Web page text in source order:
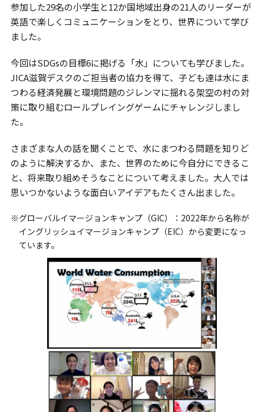
参加した29名の小学生と12か国地域出身の21人のリーダーが
英語で楽しくコミュニケーションをとり、世界について学び
ました。
今回はSDGsの目標6に掲げる「水」についても学びました。
JICA滋賀デスクのご担当者の協力を得て、子ども達は水にま
つわる経済発展と環境問題のジレンマに揺れる架空の村の対
策に取り組むロールプレイングゲームにチャレンジしまし
た。
さまざまな人の話を聞くことで、水にまつわる問題を知りど
のように解決するか、また、世界のために今自分にできるこ
と、将来取り組めそうなことについて考えました。大人では
思いつかないような面白いアイデアもたくさん出ました。
※グローバルイマージョンキャンプ（GIC）：2022年から名称が
イングリッシュイマージョンキャンプ（EIC）から変更になっ
ています。